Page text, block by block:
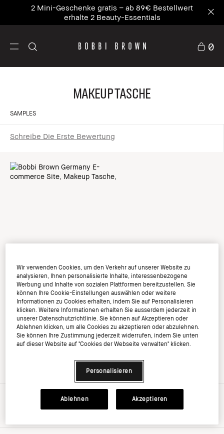
2 Mini-Geschenke gratis – ab 89€ Bestellwert
erhalte 2 Beauty-Essentials
0
Makeup Tasche
SAMPLES
Schreibe Die Erste Bewertung
inkl. MwSt, zzgl. Versandkosten
Wir verwenden Cookies, um den Verkehr auf unserer Website zu
analysieren, Ihnen personalisierte Inhalte, interessenbezogene
Werbung und Inhalte von sozialen Plattformen bereitzustellen. Sie
können Ihre Cookie-Einstellungen auswählen oder weitere
Informationen zu Cookies erhalten, indem Sie auf Personalisieren
klicken. Weitere Informationen erhalten Sie ausserdem jederzeit in
unserer Datenschutzrichtlinie. Sie können auf Akzeptieren oder
Ablehnen klicken, um alle Cookies zu akzeptieren oder abzulehnen.
Sie können Ihre Zustimmung jederzeit widerrufen, indem Sie unten
auf dieser Website auf "Cookies der Webseite verwalten" klicken.
Personalisieren
Ablehnen Akzeptieren